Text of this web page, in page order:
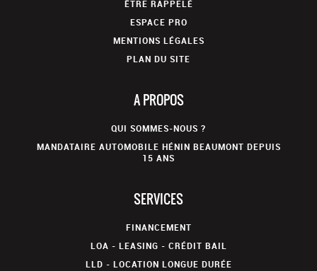
ÊTRE RAPPELÉ
ESPACE PRO
MENTIONS LÉGALES
PLAN DU SITE
A PROPOS
QUI SOMMES-NOUS ?
MANDATAIRE AUTOMOBILE HÉNIN BEAUMONT DEPUIS
15 ANS
SERVICES
FINANCEMENT
LOA - LEASING - CRÉDIT BAIL
LLD - LOCATION LONGUE DURÉE